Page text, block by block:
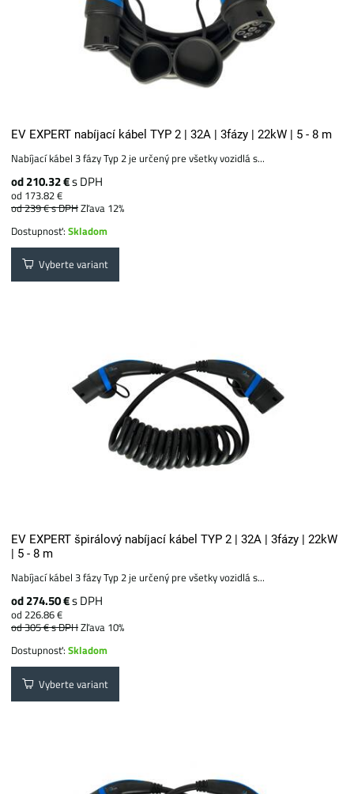
EV EXPERT nabíjací kábel TYP 2 | 32A | 3fázy | 22kW | 5 - 8 m
Nabíjací kábel 3 fázy Typ 2 je určený pre všetky vozidlá s...
od 210.32 €s DPH
od 173.82 €
od 239 €s DPHZľava 12%
Dostupnosť:Skladom
Vyberte variant
EV EXPERT špirálový nabíjací kábel TYP 2 | 32A | 3fázy | 22kW
| 5 - 8 m
Nabíjací kábel 3 fázy Typ 2 je určený pre všetky vozidlá s...
od 274.50 €s DPH
od 226.86 €
od 305 €s DPHZľava 10%
Dostupnosť:Skladom
Vyberte variant